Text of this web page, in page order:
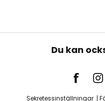
Du kan
Sekretessinställningar